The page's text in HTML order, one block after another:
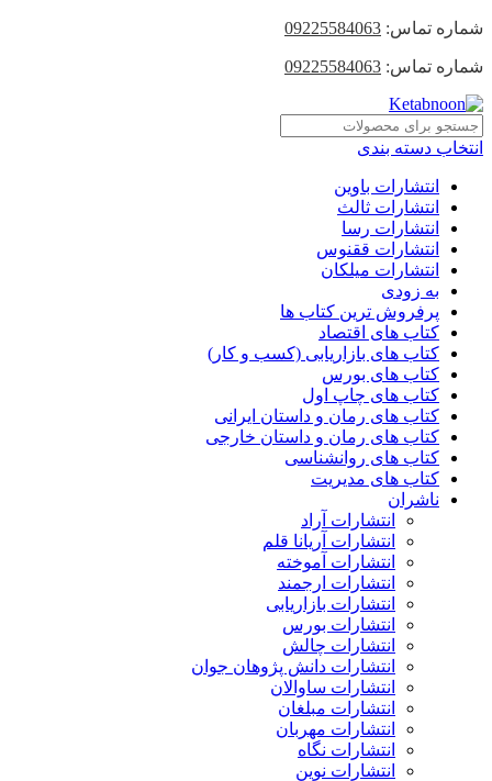
شماره تماس: 09225584063
شماره تماس: 09225584063
انتخاب دسته بندی
انتشارات باوین
انتشارات ثالث
انتشارات رسا
انتشارات ققنوس
انتشارات میلکان
به زودی
پرفروش ترین کتاب ها
کتاب های اقتصاد
کتاب های بازاریابی (کسب و کار)
کتاب های بورس
کتاب های چاپ اول
کتاب های رمان و داستان ایرانی
کتاب های رمان و داستان خارجی
کتاب های روانشناسی
کتاب های مدیریت
ناشران
انتشارات آراد
انتشارات آریانا قلم
انتشارات آموخته
انتشارات ارجمند
انتشارات بازاریابی
انتشارات بورس
انتشارات چالش
انتشارات دانش پژوهان جوان
انتشارات ساوالان
انتشارات مبلغان
انتشارات مهربان
انتشارات نگاه
انتشارات نوین